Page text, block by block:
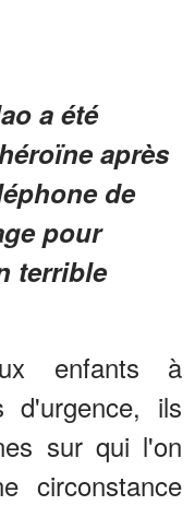
a été
après
de
pour
terrible
enfants à
ils
sur qui l'on
circonstance